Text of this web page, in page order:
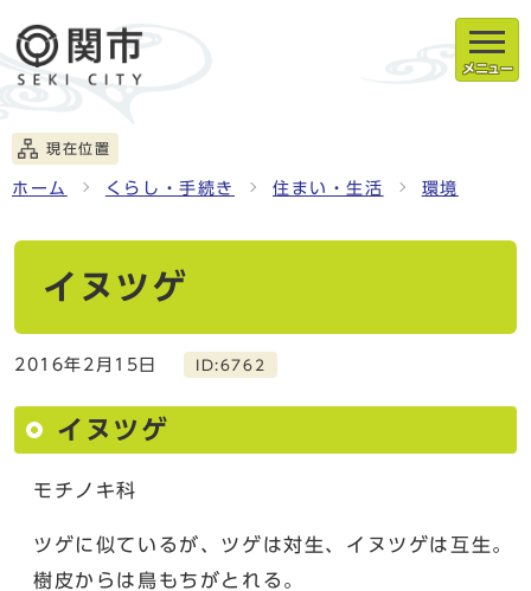
メニュー
現在位置
ホーム くらし・手続き 住まい・生活 環境
イヌツゲ
2016年2月15日 ID:6762
イヌツゲ
モチノキ科
ツゲに似ているが、ツゲは対生、イヌツゲは互生。
樹皮からは鳥もちがとれる。